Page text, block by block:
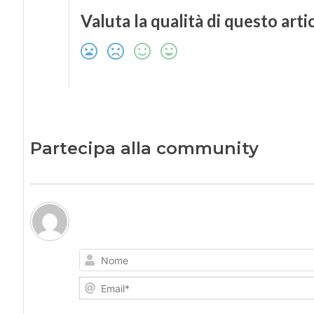
Valuta la qualità di questo
Partecipa alla community